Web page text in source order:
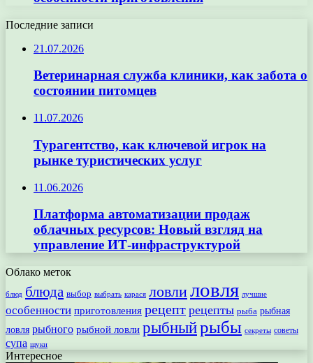
Последние записи
21.07.2026
Ветеринарная служба клиники, как забота о
состоянии питомцев
11.07.2026
Турагентство, как ключевой игрок на
рынке туристических услуг
11.06.2026
Платформа автоматизации продаж
облачных ресурсов: Новый взгляд на
управление ИТ-инфраструктурой
Облако меток
блюд блюда выбор выбрать карася ловлиловля лучшие
особенности приготовления рецепт рецепты рыба рыбная
ловля рыбного рыбной ловли рыбныйрыбы секреты советы
супа щуки
Интересное